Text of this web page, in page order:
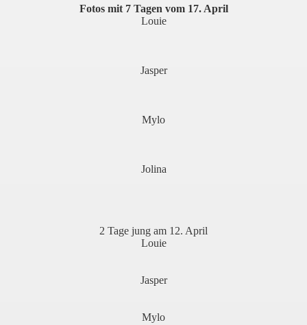
Fotos mit 7 Tagen vom 17. April
Louie
Jasper
Mylo
Jolina
2 Tage jung am 12. April
Louie
Jasper
Mylo